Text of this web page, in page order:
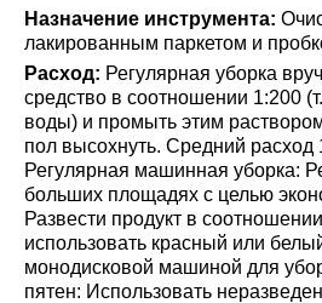
Назначение инструмента:
лакированным паркетом и
Расход: Регулярная уборка
средство в соотношении 1:200
воды) и промыть этим
пол высохнуть. Средний
Регулярная машинная уборка:
больших площадях с целью
Развести продукт в
использовать красный или
монодисковой машиной для
пятен: Использовать